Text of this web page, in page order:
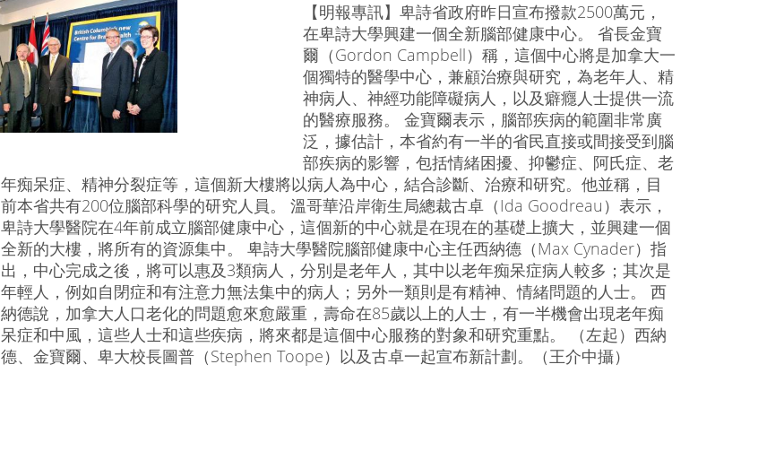
【明報專訊】卑詩省政府昨日宣布撥款2500萬元，
在卑詩大學興建一個全新腦部健康中心。 省長金寶
爾（Gordon Campbell）稱，這個中心將是加拿大一
個獨特的醫學中心，兼顧治療與研究，為老年人、精
神病人、神經功能障礙病人，以及癖癮人士提供一流
的醫療服務。 金寶爾表示，腦部疾病的範圍非常廣
泛，據估計，本省約有一半的省民直接或間接受到腦
部疾病的影響，包括情緒困擾、抑鬱症、阿氏症、老
年痴呆症、精神分裂症等，這個新大樓將以病人為中心，結合診斷、治療和研究。他並稱，目
前本省共有200位腦部科學的研究人員。 溫哥華沿岸衛生局總裁古卓（Ida Goodreau）表示，
卑詩大學醫院在4年前成立腦部健康中心，這個新的中心就是在現在的基礎上擴大，並興建一個
全新的大樓，將所有的資源集中。 卑詩大學醫院腦部健康中心主任西納德（Max Cynader）指
出，中心完成之後，將可以惠及3類病人，分別是老年人，其中以老年痴呆症病人較多；其次是
年輕人，例如自閉症和有注意力無法集中的病人；另外一類則是有精神、情緒問題的人士。 西
納德說，加拿大人口老化的問題愈來愈嚴重，壽命在85歲以上的人士，有一半機會出現老年痴
呆症和中風，這些人士和這些疾病，將來都是這個中心服務的對象和研究重點。 （左起）西納
德、金寶爾、卑大校長圖普（Stephen Toope）以及古卓一起宣布新計劃。（王介中攝）